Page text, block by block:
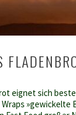
eignet sich
»gewickelte